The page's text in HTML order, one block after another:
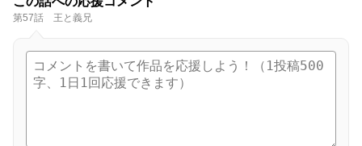
第57話 王と義兄